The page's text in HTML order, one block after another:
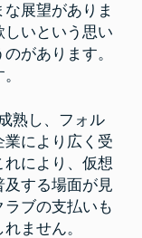
展望がありま
いという思い
があります。
熟し、フォル
業により広く受
により、仮想
する場面が見
ブの支払いも
ません。